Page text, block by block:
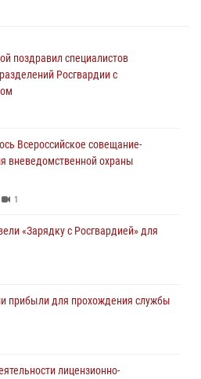
поздравил специалистов
Росгвардии с
Всероссийское совещание-
вневедомственной охраны
1
«Зарядку с Росгвардией» для
прибыли для прохождения службы
лицензионно-